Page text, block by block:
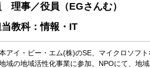
理事／役員（EGさんむ）
教科：情報・IT
アイ・ビー・エム(株)のSE、マイクロソフ
域の地域活性化事業に参加。NPOにて、地